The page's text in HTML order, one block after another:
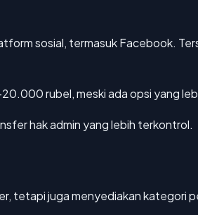
sosial, termasuk Facebook.
rubel, meski ada opsi yang
hak admin yang lebih terkontrol.
tetapi juga menyediakan kategori